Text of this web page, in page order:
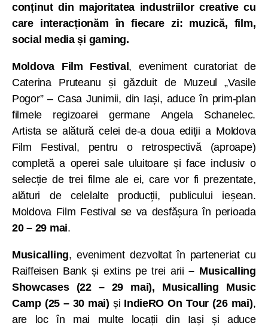
conținut din majoritatea industriilor creative cu
care interacționăm în fiecare zi: muzică, film,
social media și gaming.
Moldova Film Festival, eveniment curatoriat de
Caterina Pruteanu și găzduit de Muzeul „Vasile
Pogor” – Casa Junimii, din Iași, aduce în prim-plan
filmele regizoarei germane Angela Schanelec.
Artista se alătură celei de-a doua ediții a Moldova
Film Festival, pentru o retrospectivă (aproape)
completă a operei sale uluitoare și face inclusiv o
selecție de trei filme ale ei, care vor fi prezentate,
alături de celelalte producții, publicului ieșean.
Moldova Film Festival se va desfășura în perioada
20 – 29 mai.
Musicalling, eveniment dezvoltat în parteneriat cu
Raiffeisen Bank și extins pe trei arii– Musicalling
Showcases (22 – 29 mai), Musicalling Music
Camp (25 – 30 mai) și IndieRO On Tour (26 mai),
are loc în mai multe locații din Iași și aduce